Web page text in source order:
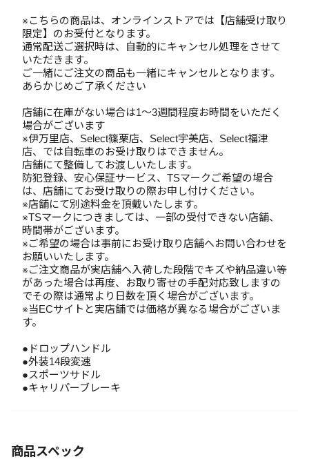
※こちらの商品は、オンラインストアでは【店舗受け取り
限定】のお受付となります。
通常配送ご選択時は、自動的にキャンセル処理をさせて
いただきます。
ご一緒にご注文の商品も一緒にキャンセルとなります。
あらかじめご了承ください
店舗に在庫がない場合は1～3週間程度お時間をいただく
場合がございます
※伊万里店、Select篠栗店、Select宇美店、Select福津
店、では自転車のお受け取りはできません。
店舗にて整備してお渡しいたします。
防犯登録、安心保証サービス、TSマークご希望の場合
は、店舗にてお受け取りの際お申し付けください。
※店舗にて別途料金を頂戴いたします。
※TSマークにつきましては、一部の受付できない店舗、
時間帯がございます。
※ご希望の場合は事前にお受け取り店舗へお問い合わせを
お願いいたします。
※ご注文商品が実店舗へ入荷した段階でキズや納品違い等
があった場合は再度、お取り寄せの手配対応致しますの
でその際は通常より日数を頂く場合がございます。
※当ECサイトと実店舗では価格が異なる場合がございま
す。
●ドロップハンドル
●外装14段変速
●スポーツサドル
●キャリパーブレーキ
商品スペック